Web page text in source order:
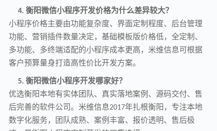
4.衡阳微信小程序开发价格为什么差异较大？
小程序价格主要由功能复杂度、界面定制程度、后台管理
功能、营销插件数量决定，基础模板版价格低，全定制、
多功能、多终端适配的小程序成本更高，米维信息可根据
客户预算量身打造高性价比开发方案。
5.衡阳微信小程序开发哪家好？
优选衡阳本地有实体团队、真实落地案例、源码交付、售
后完善的软件公司。米维信息2017年扎根衡阳，专注本地
数字化服务，团队成熟、案例丰富、报价透明、售后极